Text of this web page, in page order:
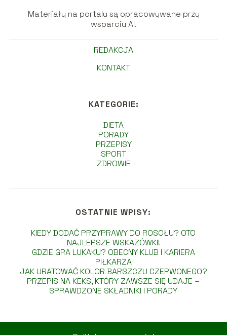
Materiały na portalu są opracowywane przy
wsparciu AI.
REDAKCJA
KONTAKT
KATEGORIE:
DIETA
PORADY
PRZEPISY
SPORT
ZDROWIE
OSTATNIE WPISY:
KIEDY DODAĆ PRZYPRAWY DO ROSOŁU? OTO
NAJLEPSZE WSKAZÓWKI!
GDZIE GRA LUKAKU? OBECNY KLUB I KARIERA
PIŁKARZA
JAK URATOWAĆ KOLOR BARSZCZU CZERWONEGO?
PRZEPIS NA KEKS, KTÓRY ZAWSZE SIĘ UDAJE –
SPRAWDZONE SKŁADNIKI I PORADY